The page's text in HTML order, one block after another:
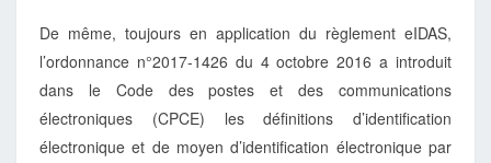
De même, toujours en application du règlement eIDAS,
l’ordonnance n°2017-1426 du 4 octobre 2016 a introduit
dans le Code des postes et des communications
électroniques (CPCE) les définitions d’identification
électronique et de moyen d’identification électronique par